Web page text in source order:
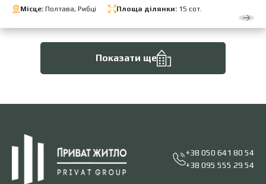
Місце: Полтава, Рибці Площа ділянки: 15 сот.
Показати ще
+38 050 641 80 54
+38 095 555 29 54